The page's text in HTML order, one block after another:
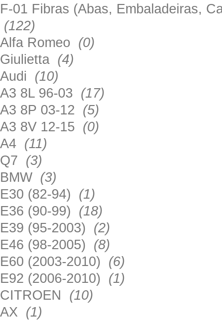
F-01 Fibras (Abas, Embaladeiras,
(122)
Alfa Romeo (0)
Giulietta (4)
Audi (10)
A3 8L 96-03 (17)
A3 8P 03-12 (5)
A3 8V 12-15 (0)
A4 (11)
Q7 (3)
BMW (3)
E30 (82-94) (1)
E36 (90-99) (18)
E39 (95-2003) (2)
E46 (98-2005) (8)
E60 (2003-2010) (6)
E92 (2006-2010) (1)
CITROEN (10)
AX (1)